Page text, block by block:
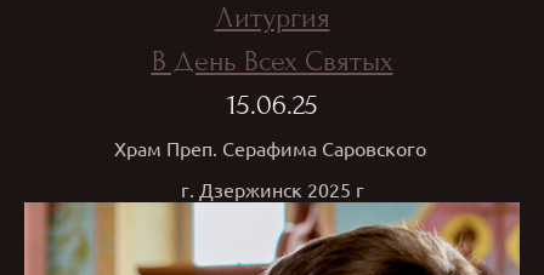
Литургия
В День Всех Святых
15.06.25
Храм Преп. Серафима Саровского
г. Дзержинск 2025 г